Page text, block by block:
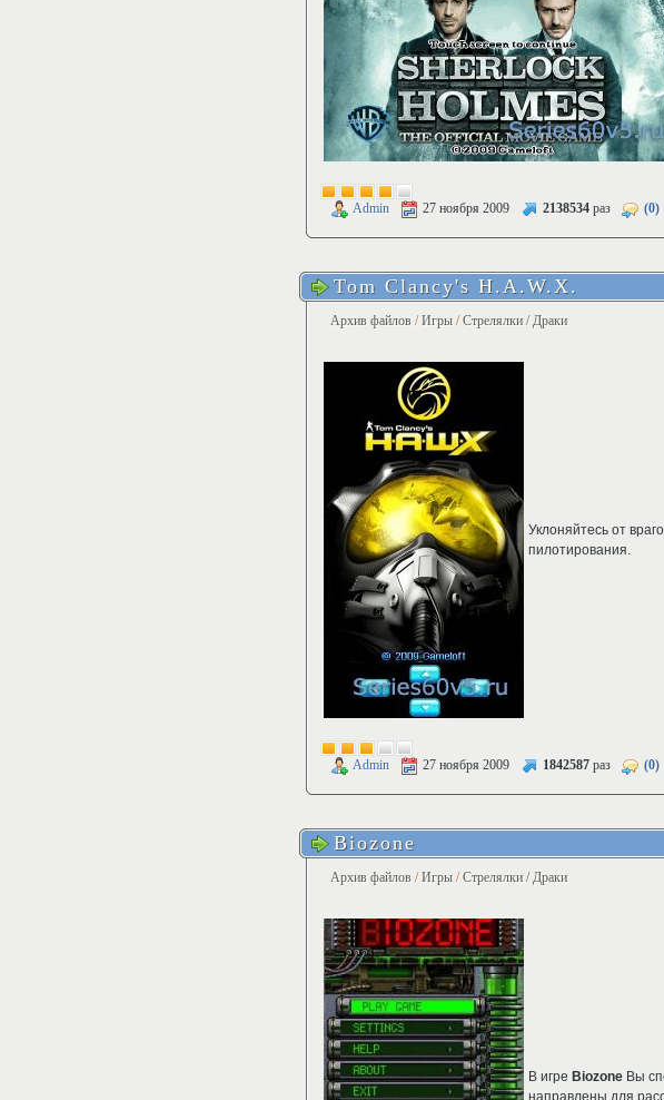
Admin 27 ноября 2009 2138534 раз (0)
Tom Clancy's H.A.W.X.
Архив файлов /Игры /Стрелялки / Драки
Уклоняйтесь от
пилотирования.
Admin 27 ноября 2009 1842587 раз (0)
Biozone
Архив файлов /Игры /Стрелялки / Драки
В игре Biozone Вы
направлены для